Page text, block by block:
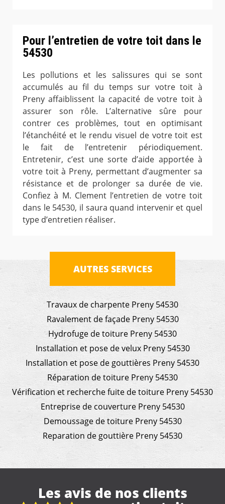
Pour l’entretien de votre toit dans le
54530
Les pollutions et les salissures qui se sont
accumulés au fil du temps sur votre toit à
Preny affaiblissent la capacité de votre toit à
assurer son rôle. L’alternative sûre pour
contrer ces problèmes, tout en optimisant
l’étanchéité et le rendu visuel de votre toit est
le fait de l’entretenir périodiquement.
Entretenir, c’est une sorte d’aide apportée à
votre toit à Preny, permettant d’augmenter sa
résistance et de prolonger sa durée de vie.
Confiez à M. Clement l’entretien de votre toit
dans le 54530, il saura quand intervenir et quel
type d’entretien réaliser.
AUTRES SERVICES
Travaux de charpente Preny 54530
Ravalement de façade Preny 54530
Hydrofuge de toiture Preny 54530
Installation et pose de velux Preny 54530
Installation et pose de gouttières Preny 54530
Réparation de toiture Preny 54530
Vérification et recherche fuite de toiture Preny 54530
Entreprise de couverture Preny 54530
Demoussage de toiture Preny 54530
Reparation de gouttière Preny 54530
Les avis de nos clients